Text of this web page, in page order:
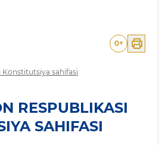
Konstitutsiya sahifasi
0+
RESPUBLIKASI
SAHIFASI